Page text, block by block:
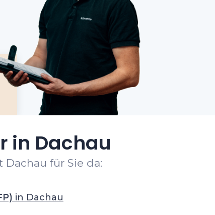
in Dachau
für Sie da:
in Dachau